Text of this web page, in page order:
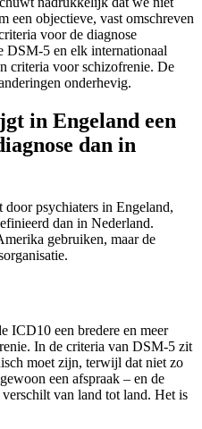
een objectieve, vast omschreven
voor de diagnose
DSM-5 en elk internationaal
criteria voor schizofrenie. De
onderhevig.
in Engeland een
dan in
door psychiaters in Engeland,
dan in Nederland.
gebruiken, maar de
ICD10 een bredere en meer
In de criteria van DSM-5 zit
moet zijn, terwijl dat niet zo
een afspraak – en de
van land tot land. Het is